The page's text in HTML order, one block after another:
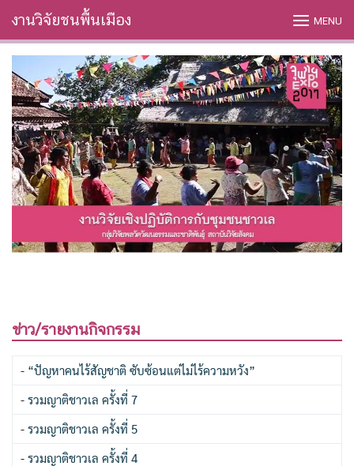
content
สำหรับ:
งานวิจัยชนพื้นเมือง MENU
ข่าว/รายงานกิจกรรม
- “ปัญหาคนไร้สัญชาติ ซับซ้อนแต่ไม่ไร้ความหวัง”
- รวมญาติชาวเล ครั้งที่ 7
- รวมญาติชาวเล ครั้งที่ 5
- รวมญาติชาวเล ครั้งที่ 4